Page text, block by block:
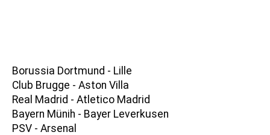
Borussia Dortmund - Lille
Club Brugge - Aston Villa
Real Madrid - Atletico Madrid
Bayern Münih - Bayer Leverkusen
PSV - Arsenal